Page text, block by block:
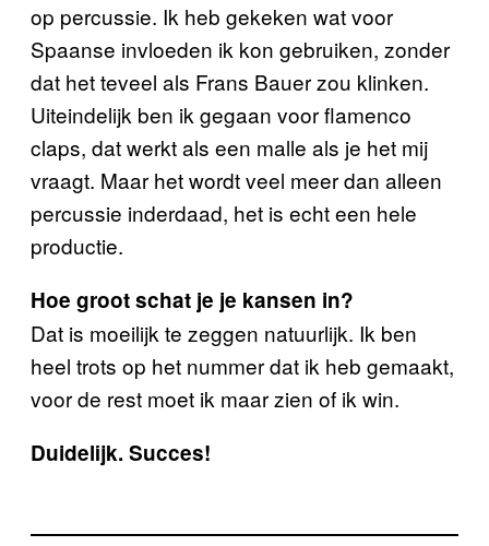
op percussie. Ik heb gekeken wat voor
Spaanse invloeden ik kon gebruiken, zonder
dat het teveel als Frans Bauer zou klinken.
Uiteindelijk ben ik gegaan voor flamenco
claps, dat werkt als een malle als je het mij
vraagt. Maar het wordt veel meer dan alleen
percussie inderdaad, het is echt een hele
productie.
Hoe groot schat je je kansen in?
Dat is moeilijk te zeggen natuurlijk. Ik ben
heel trots op het nummer dat ik heb gemaakt,
voor de rest moet ik maar zien of ik win.
Duidelijk. Succes!